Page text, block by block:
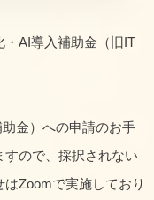
AI導入補助金（旧IT
金）への申請のお手
すので、採択されない
Zoomで実施しており